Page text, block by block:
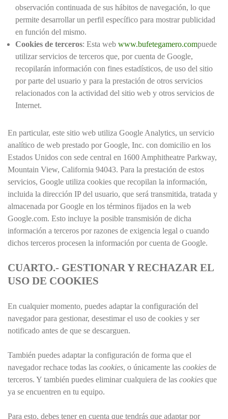
observación continuada de sus hábitos de navegación, lo que
permite desarrollar un perfil específico para mostrar publicidad
en función del mismo.
Cookies de terceros: Esta web www.bufetegamero.compuede
utilizar servicios de terceros que, por cuenta de Google,
recopilarán información con fines estadísticos, de uso del sitio
por parte del usuario y para la prestación de otros servicios
relacionados con la actividad del sitio web y otros servicios de
Internet.
En particular, este sitio web utiliza Google Analytics, un servicio
analítico de web prestado por Google, Inc. con domicilio en los
Estados Unidos con sede central en 1600 Amphitheatre Parkway,
Mountain View, California 94043. Para la prestación de estos
servicios, Google utiliza cookies que recopilan la información,
incluida la dirección IP del usuario, que será transmitida, tratada y
almacenada por Google en los términos fijados en la web
Google.com. Esto incluye la posible transmisión de dicha
información a terceros por razones de exigencia legal o cuando
dichos terceros procesen la información por cuenta de Google.
CUARTO.- GESTIONAR Y RECHAZAR EL
USO DE COOKIES
En cualquier momento, puedes adaptar la configuración del
navegador para gestionar, desestimar el uso de cookies y ser
notificado antes de que se descarguen.
También puedes adaptar la configuración de forma que el
navegador rechace todas las cookies, o únicamente las cookies de
terceros. Y también puedes eliminar cualquiera de las cookies que
ya se encuentren en tu equipo.
Para esto, debes tener en cuenta que tendrás que adaptar por